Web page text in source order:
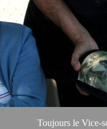
Toujours le Vice-